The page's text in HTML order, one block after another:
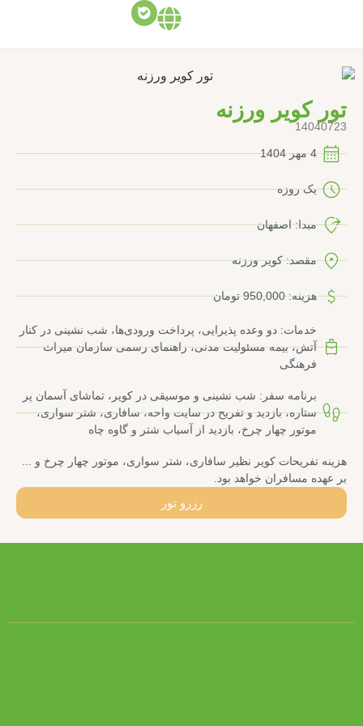
تور کویر ورزنه
14040723
4 مهر 1404
یک روزه
مبدا: اصفهان
مقصد: کویر ورزنه
هزینه: 950,000 تومان
خدمات: دو وعده پذیرایی، پرداخت ورودی‌ها، شب نشینی در کنار
آتش، بیمه مسئولیت مدنی، راهنمای رسمی سازمان میراث
فرهنگی
برنامه سفر: شب نشینی و موسیقی در کویر، تماشای آسمان پر
ستاره، بازدید و تفریح در سایت واحه، سافاری، شتر سواری،
موتور چهار چرخ، بازدید از آسیاب شتر و گاوه چاه
هزینه تفریحات کویر نظیر سافاری، شتر سواری، موتور چهار چرخ و ...
بر عهده مسافران خواهد بود.
رزرو تور